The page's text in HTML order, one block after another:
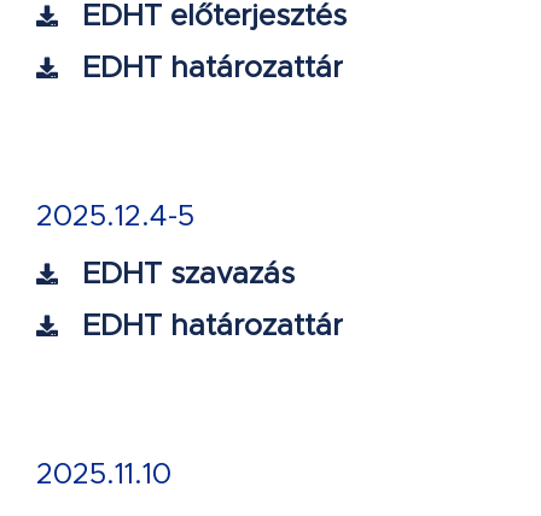
EDHT előterjesztés
EDHT határozattár
2025.12.4-5
EDHT szavazás
EDHT határozattár
2025.11.10